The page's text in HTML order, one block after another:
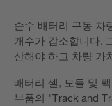
순수 배터리 구동 차
개수가 감소합니다.
산해야 하고 차량 가
배터리 셀, 모듈 및
부품의 "Track and